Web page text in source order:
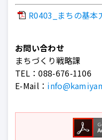
R0403_まちの基
お問い合わせ
まちづくり戦略課
TEL：088-676-1106
E-Mail：